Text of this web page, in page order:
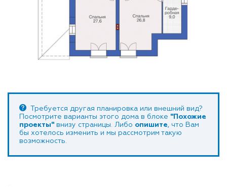
Требуется другая планировка или внешний вид?
Посмотрите варианты этого дома в блоке "Похожие
проекты" внизу страницы. Либо опишите, что Вам
бы хотелось изменить и мы рассмотрим такую
возможность.